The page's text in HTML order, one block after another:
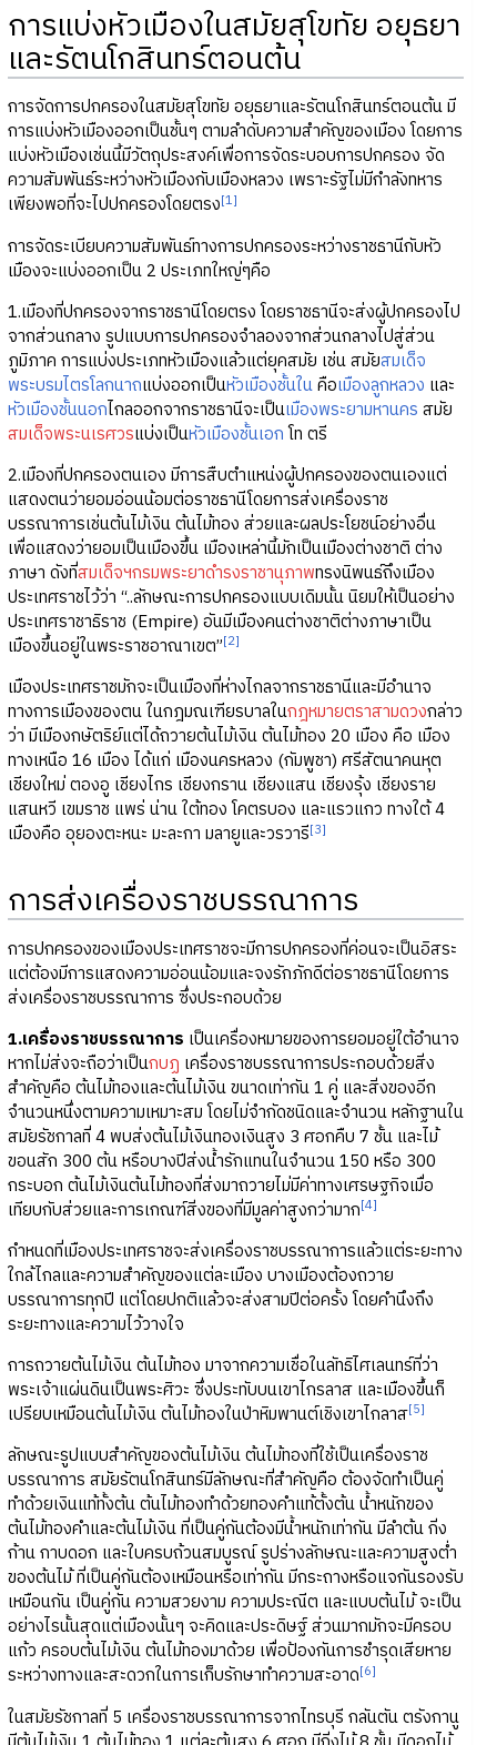
การแบ่งหัวเมืองในสมัยสุโขทัย อยุธยา
และรัตนโกสินทร์ตอนต้น
การจัดการปกครองในสมัยสุโขทัย อยุธยาและรัตนโกสินทร์ตอนต้น มี
การแบ่งหัวเมืองออกเป็นชั้นๆ ตามลำดับความสำคัญของเมือง โดยการ
แบ่งหัวเมืองเช่นนี้มีวัตถุประสงค์เพื่อการจัดระบอบการปกครอง จัด
ความสัมพันธ์ระหว่างหัวเมืองกับเมืองหลวง เพราะรัฐไม่มีกำลังทหาร
เพียงพอที่จะไปปกครองโดยตรง[1]
การจัดระเบียบความสัมพันธ์ทางการปกครองระหว่างราชธานีกับหัว
เมืองจะแบ่งออกเป็น 2 ประเภทใหญ่ๆคือ
1.เมืองที่ปกครองจากราชธานีโดยตรง โดยราชธานีจะส่งผู้ปกครองไป
จากส่วนกลาง รูปแบบการปกครองจำลองจากส่วนกลางไปสู่ส่วน
ภูมิภาค การแบ่งประเภทหัวเมืองแล้วแต่ยุคสมัย เช่น สมัยสมเด็จ
พระบรมไตรโลกนาถแบ่งออกเป็นหัวเมืองชั้นในคือเมืองลูกหลวง และ
หัวเมืองชั้นนอกไกลออกจากราชธานีจะเป็นเมืองพระยามหานคร สมัย
สมเด็จพระนเรศวรแบ่งเป็นหัวเมืองชั้นเอกโท ตรี
2.เมืองที่ปกครองตนเอง มีการสืบตำแหน่งผู้ปกครองของตนเองแต่
แสดงตนว่ายอมอ่อนน้อมต่อราชธานีโดยการส่งเครื่องราช
บรรณาการเช่นต้นไม้เงิน ต้นไม้ทอง ส่วยและผลประโยชน์อย่างอื่น
เพื่อแสดงว่ายอมเป็นเมืองขึ้น เมืองเหล่านี้มักเป็นเมืองต่างชาติ ต่าง
ภาษา ดังที่สมเด็จฯกรมพระยาดำรงราชานุภาพทรงนิพนธ์ถึงเมือง
ประเทศราชไว้ว่า “..ลักษณะการปกครองแบบเดิมนั้น นิยมให้เป็นอย่าง
ประเทศราชาธิราช (Empire) อันมีเมืองคนต่างชาติต่างภาษาเป็น
เมืองขึ้นอยู่ในพระราชอาณาเขต”[2]
เมืองประเทศราชมักจะเป็นเมืองที่ห่างไกลจากราชธานีและมีอำนาจ
ทางการเมืองของตน ในกฎมณเฑียรบาลในกฎหมายตราสามดวงกล่าว
ว่า มีเมืองกษัตริย์แต่ได้ถวายต้นไม้เงิน ต้นไม้ทอง 20 เมือง คือ เมือง
ทางเหนือ 16 เมือง ได้แก่ เมืองนครหลวง (กัมพูชา) ศรีสัตนาคนหุต
เชียงใหม่ ตองอู เชียงไกร เชียงกราน เชียงแสน เชียงรุ้ง เชียงราย
แสนหวี เขมราช แพร่ น่าน ใต้ทอง โคตรบอง และแรวแกว ทางใต้ 4
เมืองคือ อุยองตะหนะ มะละกา มลายูและวรวารี[3]
การส่งเครื่องราชบรรณาการ
การปกครองของเมืองประเทศราชจะมีการปกครองที่ค่อนจะเป็นอิสระ
แต่ต้องมีการแสดงความอ่อนน้อมและจงรักภักดีต่อราชธานีโดยการ
ส่งเครื่องราชบรรณาการ ซึ่งประกอบด้วย
1.เครื่องราชบรรณาการ เป็นเครื่องหมายของการยอมอยู่ใต้อำนาจ
หากไม่ส่งจะถือว่าเป็นกบฏ เครื่องราชบรรณาการประกอบด้วยสิ่ง
สำคัญคือ ต้นไม้ทองและต้นไม้เงิน ขนาดเท่ากัน 1 คู่ และสิ่งของอีก
จำนวนหนึ่งตามความเหมาะสม โดยไม่จำกัดชนิดและจำนวน หลักฐานใน
สมัยรัชกาลที่ 4 พบส่งต้นไม้เงินทองเงินสูง 3 ศอกคืบ 7 ชั้น และไม้
ขอนสัก 300 ต้น หรือบางปีส่งน้ำรักแทนในจำนวน 150 หรือ 300
กระบอก ต้นไม้เงินต้นไม้ทองที่ส่งมาถวายไม่มีค่าทางเศรษฐกิจเมื่อ
เทียบกับส่วยและการเกณฑ์สิ่งของที่มีมูลค่าสูงกว่ามาก[4]
กำหนดที่เมืองประเทศราชจะส่งเครื่องราชบรรณาการแล้วแต่ระยะทาง
ใกล้ไกลและความสำคัญของแต่ละเมือง บางเมืองต้องถวาย
บรรณาการทุกปี แต่โดยปกติแล้วจะส่งสามปีต่อครั้ง โดยคำนึงถึง
ระยะทางและความไว้วางใจ
การถวายต้นไม้เงิน ต้นไม้ทอง มาจากความเชื่อในลัทธิไศเลนทร์ที่ว่า
พระเจ้าแผ่นดินเป็นพระศิวะ ซึ่งประทับบนเขาไกรลาส และเมืองขึ้นก็
เปรียบเหมือนต้นไม้เงิน ต้นไม้ทองในป่าหิมพานต์เชิงเขาไกลาส[5]
ลักษณะรูปแบบสำคัญของต้นไม้เงิน ต้นไม้ทองที่ใช้เป็นเครื่องราช
บรรณาการ สมัยรัตนโกสินทร์มีลักษณะที่สำคัญคือ ต้องจัดทำเป็นคู่
ทำด้วยเงินแท้ทั้งต้น ต้นไม้ทองทำด้วยทองคำแท้ตั้งต้น น้ำหนักของ
ต้นไม้ทองคำและต้นไม้เงิน ที่เป็นคู่กันต้องมีน้ำหนักเท่ากัน มีลำต้น กิ่ง
ก้าน กาบดอก และใบครบถ้วนสมบูรณ์ รูปร่างลักษณะและความสูงต่ำ
ของต้นไม้ ที่เป็นคู่กันต้องเหมือนหรือเท่ากัน มีกระถางหรือแจกันรองรับ
เหมือนกัน เป็นคู่กัน ความสวยงาม ความประณีต และแบบต้นไม้ จะเป็น
อย่างไรนั้นสุดแต่เมืองนั้นๆ จะคิดและประดิษฐ์ ส่วนมากมักจะมีครอบ
แก้ว ครอบต้นไม้เงิน ต้นไม้ทองมาด้วย เพื่อป้องกันการชำรุดเสียหาย
ระหว่างทางและสะดวกในการเก็บรักษาทำความสะอาด[6]
ในสมัยรัชกาลที่ 5 เครื่องราชบรรณาการจากไทรบุรี กลันตัน ตรังกานู